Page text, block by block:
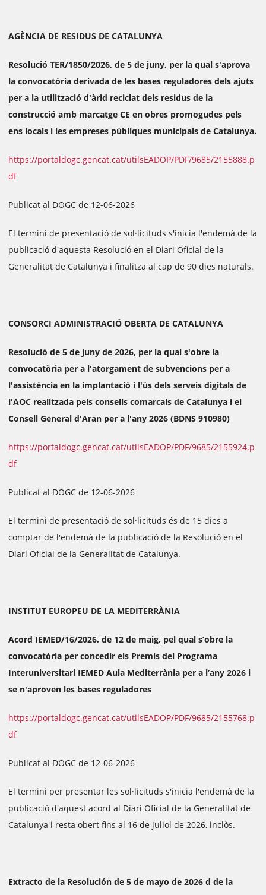
AGÈNCIA DE RESIDUS DE CATALUNYA
Resolució TER/1850/2026, de 5 de juny, per la qual s'aprova
la convocatòria derivada de les bases reguladores dels ajuts
per a la utilització d'àrid reciclat dels residus de la
construcció amb marcatge CE en obres promogudes pels
ens locals i les empreses públiques municipals de Catalunya.
https://portaldogc.gencat.cat/utilsEADOP/PDF/9685/2155888.p
df
Publicat al DOGC de 12-06-2026
El termini de presentació de sol·licituds s'inicia l'endemà de la
publicació d'aquesta Resolució en el Diari Oficial de la
Generalitat de Catalunya i finalitza al cap de 90 dies naturals.
CONSORCI ADMINISTRACIÓ OBERTA DE CATALUNYA
Resolució de 5 de juny de 2026, per la qual s'obre la
convocatòria per a l'atorgament de subvencions per a
l'assistència en la implantació i l'ús dels serveis digitals de
l'AOC realitzada pels consells comarcals de Catalunya i el
Consell General d'Aran per a l'any 2026 (BDNS 910980)
https://portaldogc.gencat.cat/utilsEADOP/PDF/9685/2155924.p
df
Publicat al DOGC de 12-06-2026
El termini de presentació de sol·licituds és de 15 dies a
comptar de l'endemà de la publicació de la Resolució en el
Diari Oficial de la Generalitat de Catalunya.
INSTITUT EUROPEU DE LA MEDITERRÀNIA
Acord IEMED/16/2026, de 12 de maig, pel qual s’obre la
convocatòria per concedir els Premis del Programa
Interuniversitari IEMED Aula Mediterrània per a l’any 2026 i
se n'aproven les bases reguladores
https://portaldogc.gencat.cat/utilsEADOP/PDF/9685/2155768.p
df
Publicat al DOGC de 12-06-2026
El termini per presentar les sol·licituds s'inicia l'endemà de la
publicació d'aquest acord al Diari Oficial de la Generalitat de
Catalunya i resta obert fins al 16 de juliol de 2026, inclòs.
Extracto de la Resolución de 5 de mayo de 2026 d de la